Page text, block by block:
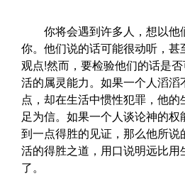
你将会遇到许多人，想以他
你。他们说的话可能很动听，
观点!然而，要检验他们的话是
活的属灵能力。如果一个人滔
点，却在生活中惯性犯罪，他
足为信。如果一个人谈论神的
到一点得胜的见证，那么他所
活的得胜之道，用口说明远比用
了。